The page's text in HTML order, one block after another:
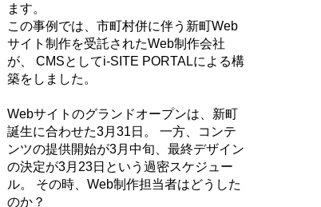
ます。
この事例では、市町村併に伴う新町Web
サイト制作を受託されたWeb制作会社
が、 CMSとしてi-SITE PORTALによる構
築をしました。
Webサイトのグランドオープンは、新町
誕生に合わせた3月31日。 一方、コンテ
ンツの提供開始が3月中旬、最終デザイン
の決定が3月23日という過密スケジュー
ル。 その時、Web制作担当者はどうした
のか？